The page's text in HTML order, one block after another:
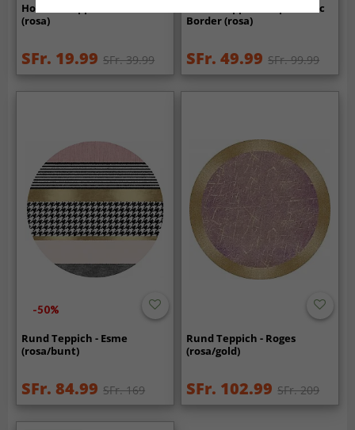
Hochflorteppiche - Grace
(rosa)
SFr. 19.99 SFr. 39.99
Kinderteppich - Alphabetic
Border (rosa)
SFr. 49.99 SFr. 99.99
-50%
Rund Teppich - Esme
(rosa/bunt)
SFr. 84.99 SFr. 169
Rund Teppich - Roges
(rosa/gold)
SFr. 102.99 SFr. 209